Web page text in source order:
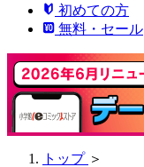
初めての方
無料・セール
トップ ＞